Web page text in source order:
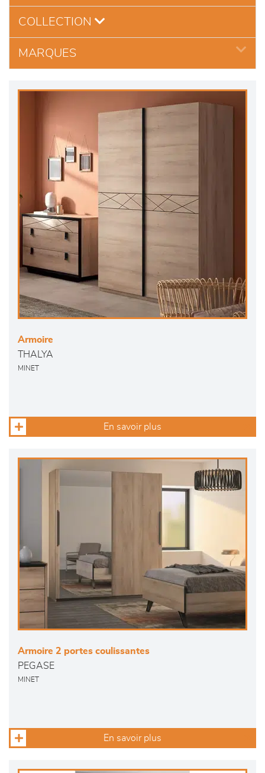
décoration
COLLECTION
MARQUES
Armoire
THALYA
MINET
En savoir plus
Armoire 2 portes coulissantes
PEGASE
MINET
En savoir plus